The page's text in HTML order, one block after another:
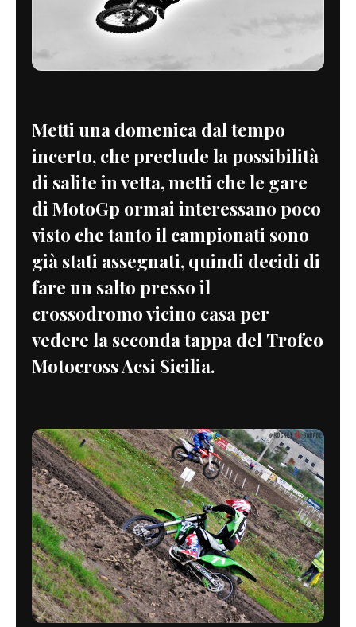
Metti una domenica dal tempo
incerto, che preclude la possibilità
di salite in vetta, metti che le gare
di MotoGp ormai interessano poco
visto che tanto il campionati sono
già stati assegnati, quindi decidi di
fare un salto presso il
crossodromo vicino casa per
vedere la seconda tappa del Trofeo
Motocross Acsi Sicilia.